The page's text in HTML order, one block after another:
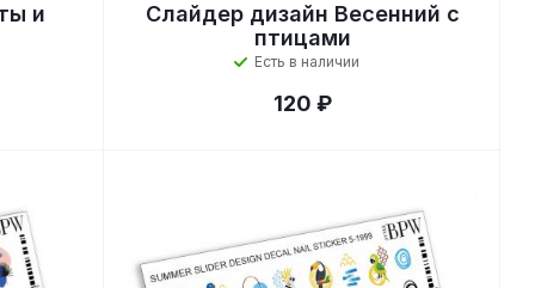
и
Слайдер дизайн Весенний с
птицами
Есть в наличии
120 ₽